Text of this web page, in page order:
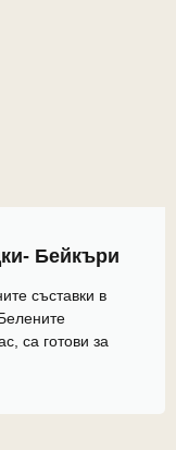
Бейкъри
съставки в
са готови за